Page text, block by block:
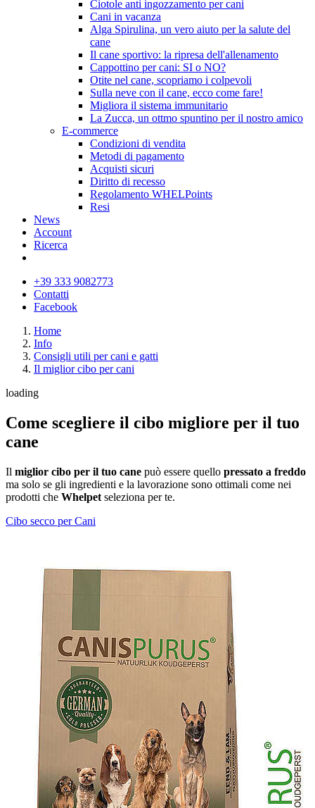
Ciotole anti ingozzamento per cani
Cani in vacanza
Alga Spirulina, un vero aiuto per la salute del
cane
Il cane sportivo: la ripresa dell'allenamento
Cappottino per cani: SI o NO?
Otite nel cane, scopriamo i colpevoli
Sulla neve con il cane, ecco come fare!
Migliora il sistema immunitario
La Zucca, un ottmo spuntino per il nostro amico
E-commerce
Condizioni di vendita
Metodi di pagamento
Acquisti sicuri
Diritto di recesso
Regolamento WHELPoints
Resi
News
Account
Ricerca
+39 333 9082773
Contatti
Facebook
Home
Info
Consigli utili per cani e gatti
Il miglior cibo per cani
loading
Come scegliere il cibo migliore per il tuo
cane
Il miglior cibo per il tuo cane può essere quello pressato a freddo
ma solo se gli ingredienti e la lavorazione sono ottimali come nei
prodotti che Whelpet seleziona per te.
Cibo secco per Cani